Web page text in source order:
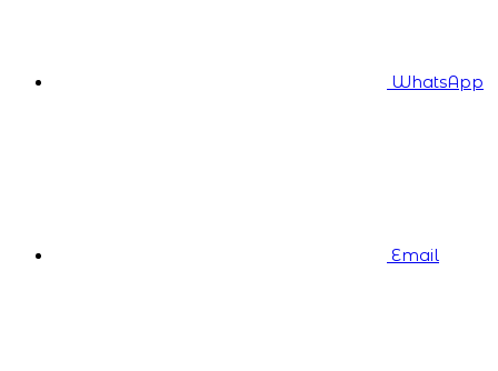
WhatsApp
Email